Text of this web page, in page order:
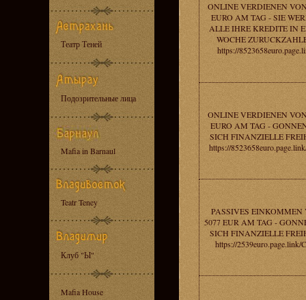
Театр Теней
Подозрительные лица
Mafia in Barnaul
Teatr Teney
Клуб "Ы"
Mafia House
ONLINE VERDIENEN
EURO AM TAG - SIE
ALLE IHRE KREDITE IN
WOCHE
https://
ONLINE VERDIENEN
EURO AM TAG -
SICH FINANZIELLE
https://
PASSIVES EINKOMMEN
5077 EUR AM TAG -
SICH FINANZIELLE
https://2539euro.page.link/